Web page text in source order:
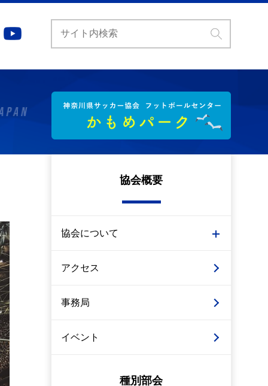
協会概要
協会について
アクセス
事務局
イベント
種別部会